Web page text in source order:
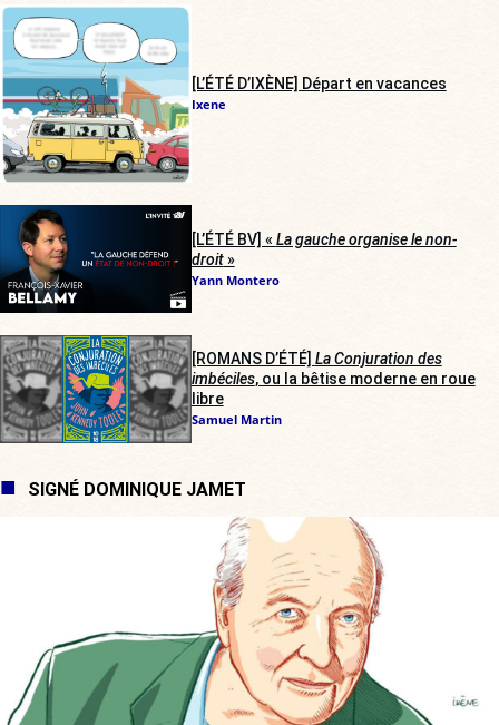
[L’ÉTÉ D’IXÈNE] Départ en vacances
Ixene
[L’ÉTÉ BV] « La gauche organise le non-
droit»
Yann Montero
[ROMANS D’ÉTÉ] La Conjuration des
imbéciles, ou la bêtise moderne en roue
libre
Samuel Martin
SIGNÉ DOMINIQUE JAMET